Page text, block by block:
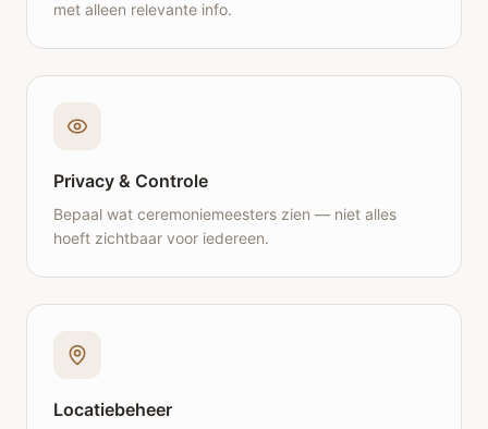
met alleen relevante info.
Privacy & Controle
Bepaal wat ceremoniemeesters zien — niet alles
hoeft zichtbaar voor iedereen.
Locatiebeheer